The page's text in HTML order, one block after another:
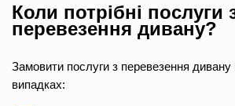
Коли потрібні послуги
перевезення дивану?
Замовити послуги з перевезення
випадках: